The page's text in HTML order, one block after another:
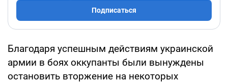
Подписаться
Благодаря успешным действиям украинской
армии в боях оккупанты были вынуждены
остановить вторжение на некоторых